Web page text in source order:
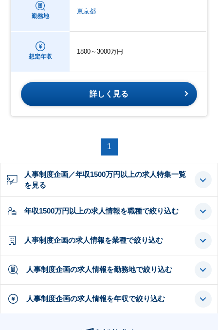
勤務地
東京都
想定年収
1800～3000万円
詳しく見る
1
人事制度企画／年収1500万円以上の求人特集一覧
を見る
年収1500万円以上の求人情報を職種で絞り込む
人事制度企画の求人情報を業種で絞り込む
人事制度企画の求人情報を勤務地で絞り込む
人事制度企画の求人情報を年収で絞り込む